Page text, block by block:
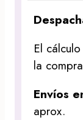
El
la
Envíos
aprox.